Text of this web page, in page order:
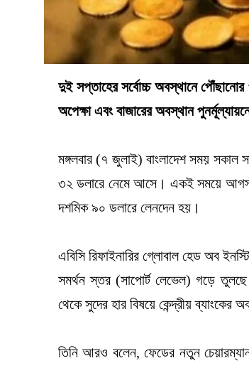
দুই সপ্তাহের সর্বোচ্চ অবস্থানে পৌঁছানোর
অপেক্ষা এবং বাজারের অবস্থান
মঙ্গলবার (৭ জুলাই) বাংলাদেশ সময়
৩২ ডলারে নেমে আসে। একই সময়ে আগস্ট
দশমিক ৯০ ডলারে লেনদেন হয়।
এবিসি রিফাইনারির গ্লোবাল হেড অব
সমর্থন স্তর (সাপোর্ট লেভেল) গড়ে তুলছে।
থেকে সুদের হার বিষয়ে কেন্দ্রীয় ব্যাংকের
তিনি আরও বলেন, ফেডের নতুন